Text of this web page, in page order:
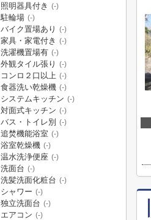
照明器具付き (-)
駐輪場 (-)
バイク置場あり (-)
家具・家電付き (-)
洗濯機置場有 (-)
外観タイル張り (-)
コンロ２口以上 (-)
食器洗い乾燥機 (-)
システムキッチン (-)
対面式キッチン (-)
バス・トイレ別 (-)
追焚機能浴室 (-)
浴室乾燥機 (-)
温水洗浄便座 (-)
洗面台 (-)
洗髪洗面化粧台 (-)
シャワー (-)
独立洗面台 (-)
エアコン (-)